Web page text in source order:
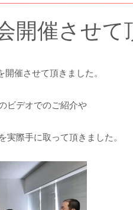
会開催させ
催させて頂きました。
ビデオでのご紹介や
実際手に取って頂きました。